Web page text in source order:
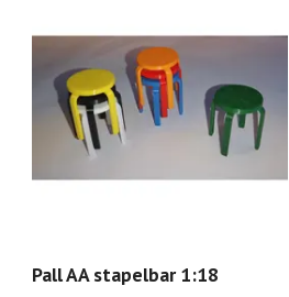
Pall AA stapelbar 1:18